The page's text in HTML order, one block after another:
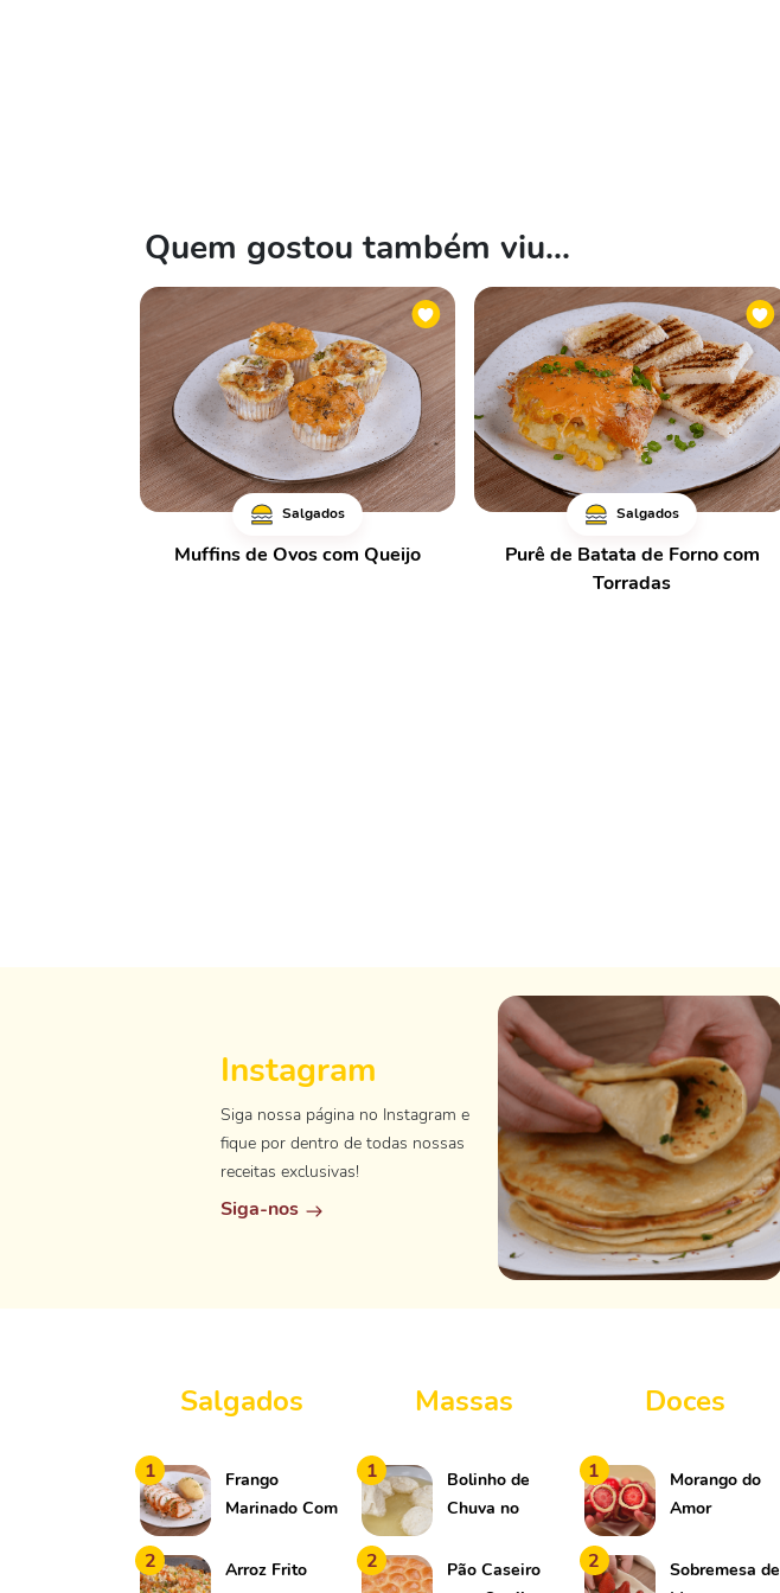
Quem gostou também viu...
Salgados
Muffins de Ovos com Queijo
Salgados
Purê de Batata de Forno com
Torradas
Instagram
Siga nossa página no Instagram e
fique por dentro de todas nossas
receitas exclusivas!
Siga-nos
Salgados
1
Frango
Marinado Com
2 Arroz Frito
Massas
1
Bolinho de
Chuva no
2
Pão Caseiro
Doces
1
Morango do
Amor
2
Sobremesa de